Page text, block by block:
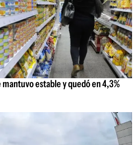
estable y quedó en 4,3%